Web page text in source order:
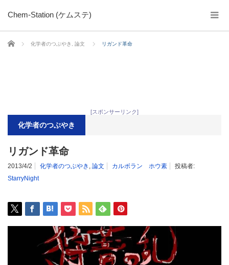
Chem-Station (ケムステ)
ホーム 化学者のつぶやき 論文 リガンド革命
[スポンサーリンク]
化学者のつぶやき
リガンド革命
2013/4/2 化学者のつぶやき , 論文 カルボラン ホウ素
投稿者:
StarryNight